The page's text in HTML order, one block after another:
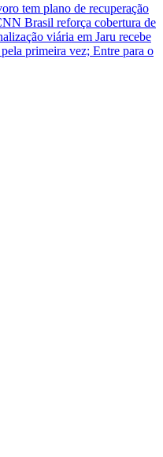
tem plano de recuperação
Brasil reforça cobertura de
viária em Jaru recebe
primeira vez; Entre para o